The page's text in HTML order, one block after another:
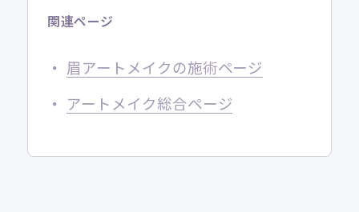
関連ページ
眉アートメイクの施術ページ
アートメイク総合ページ